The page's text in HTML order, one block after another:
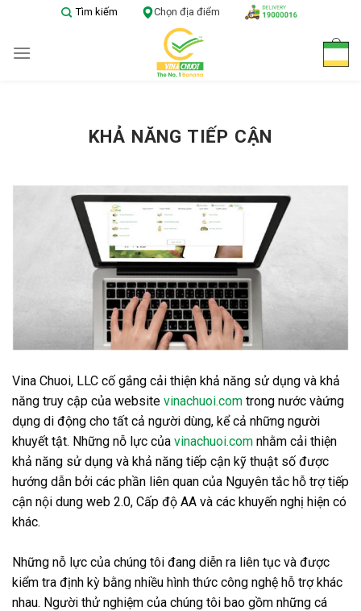
content
Tìm kiếm Chọn địa điểm
KHẢ NĂNG TIẾP CẬN
Vina Chuoi, LLC cố gắng cải thiện khả năng sử dụng và khả
năng truy cập của website vinachuoi.com trong nước vàứng
dụng di động cho tất cả người dùng, kể cả những người
khuyết tật. Những nỗ lực của vinachuoi.com nhằm cải thiện
khả năng sử dụng và khả năng tiếp cận kỹ thuật số được
hướng dẫn bởi các phần liên quan của Nguyên tắc hỗ trợ tiếp
cận nội dung web 2.0, Cấp độ AA và các khuyến nghị hiện có
khác.
Những nỗ lực của chúng tôi đang diễn ra liên tục và được
kiểm tra định kỳ bằng nhiều hình thức công nghệ hỗ trợ khác
nhau. Người thử nghiệm của chúng tôi bao gồm những cá